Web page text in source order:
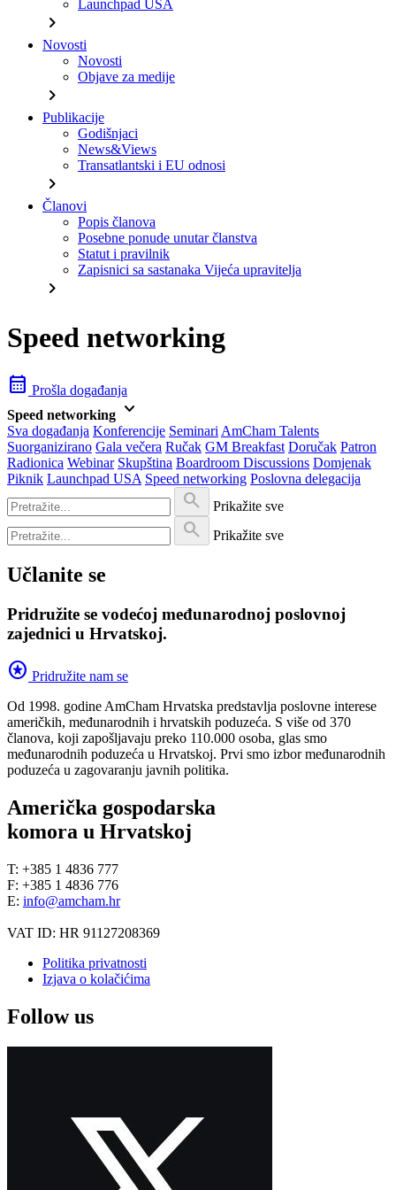
Launchpad USA
chevron_right
Novosti
Novosti
Objave za medije
chevron_right
Publikacije
Godišnjaci
News&Views
Transatlantski i EU odnosi
chevron_right
Članovi
Popis članova
Posebne ponude unutar članstva
Statut i pravilnik
Zapisnici sa sastanaka Vijeća upravitelja
chevron_right
Speed networking
calendar_month Prošla događanja
Speed networking keyboard_arrow_down
Sva događanja Konferencije Seminari AmCham Talents
Suorganizirano Gala večera Ručak GM Breakfast Doručak Patron
Radionica Webinar Skupština Boardroom Discussions Domjenak
Piknik Launchpad USA Speed networking Poslovna delegacija
search Prikažite sve
search Prikažite sve
Učlanite se
Pridružite se vodećoj međunarodnoj poslovnoj
zajednici u Hrvatskoj.
stars Pridružite nam se
Od 1998. godine AmCham Hrvatska predstavlja poslovne interese
američkih, međunarodnih i hrvatskih poduzeća. S više od 370
članova, koji zapošljavaju preko 110.000 osoba, glas smo
međunarodnih poduzeća u Hrvatskoj. Prvi smo izbor međunarodnih
poduzeća u zagovaranju javnih politika.
Američka gospodarska
komora u Hrvatskoj
T: +385 1 4836 777
F: +385 1 4836 776
E: info@amcham.hr
VAT ID: HR 91127208369
Politika privatnosti
Izjava o kolačićima
Follow us